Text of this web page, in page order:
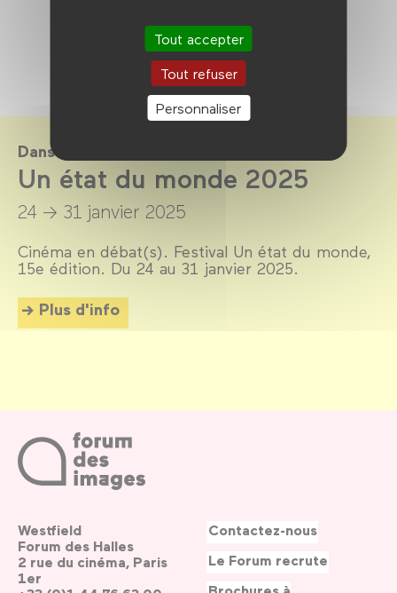
Tout accepter
Tout refuser
Personnaliser
Dans le cadre de
Un état du monde 2025
24 → 31 janvier 2025
Cinéma en débat(s). Festival Un état du monde,
15e édition. Du 24 au 31 janvier 2025.
Plus d'info
Westfield
Forum des Halles
2 rue du cinéma, Paris
1er
Contactez-nous
Le Forum recrute